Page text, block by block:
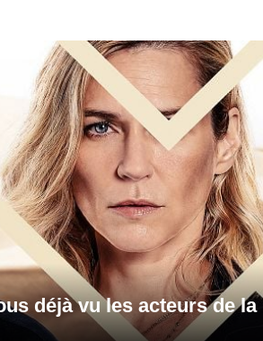
déjà vu les acteurs de la